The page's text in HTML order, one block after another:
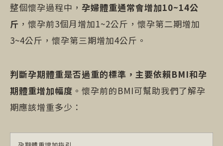
整個懷孕過程中， 孕婦體重通常會增加10~14公
斤 ，懷孕前3個月增加1~2公斤，懷孕第二期增加
3~4公斤，懷孕第三期增加4公斤。
判斷孕期體重是否過重的標準，主要依賴BMI和孕
期體重增加幅度 。懷孕前的BMI可幫助我們了解孕
期應該增重多少：